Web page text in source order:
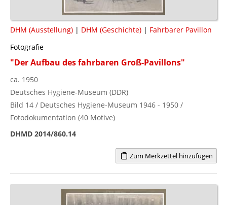
DHM (Ausstellung) | DHM (Geschichte) | Fahrbarer Pavillon
Fotografie
"Der Aufbau des fahrbaren Groß-Pavillons"
ca. 1950
Deutsches Hygiene-Museum (DDR)
Bild 14 / Deutsches Hygiene-Museum 1946 - 1950 /
Fotodokumentation (40 Motive)
DHMD 2014/860.14
Zum Merkzettel hinzufügen